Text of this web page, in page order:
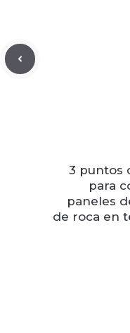
3 puntos
para
paneles
de roca en